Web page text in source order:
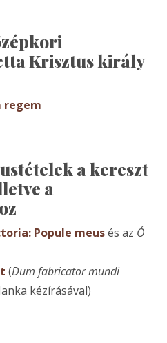
Krisztus király
regem
a kereszt
a
Popule meusés az Ó
(Dum fabricator mundi
kézírásával)